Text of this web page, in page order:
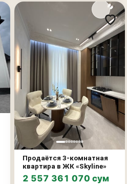
Продаётся 3-комнатная
квартира в ЖК «Skyline»
2 557 361 070 сум